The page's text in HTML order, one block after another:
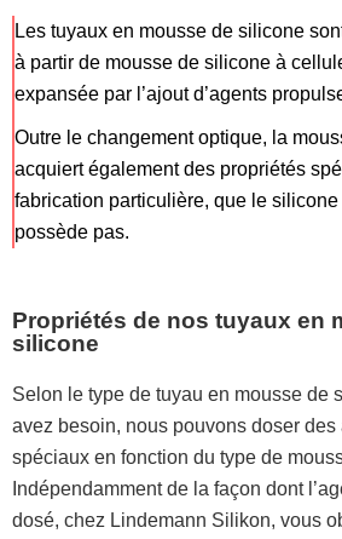
Les tuyaux en mousse de silicone
à partir de mousse de silicone à
expansée par l’ajout d’agents
Outre le changement optique, la
acquiert également des propriétés
fabrication particulière, que le
possède pas.
Propriétés de nos tuyaux en
silicone
Selon le type de tuyau en mousse de
avez besoin, nous pouvons doser
spéciaux en fonction du type de
Indépendamment de la façon dont
dosé, chez Lindemann Silikon, vous